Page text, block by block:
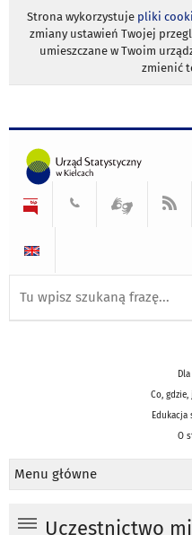
Strona wykorzystuje pliki
zmiany ustawień Twojej
umieszczane w Twoim
zmienić
Co, gdzie,
O
Menu główne
Uczestnictwo